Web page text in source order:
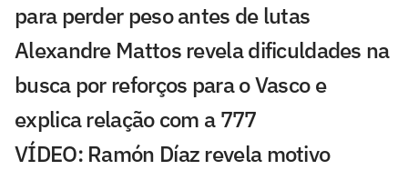
para perder peso antes de lutas
Alexandre Mattos revela dificuldades na
busca por reforços para o Vasco e
explica relação com a 777
VÍDEO: Ramón Díaz revela motivo